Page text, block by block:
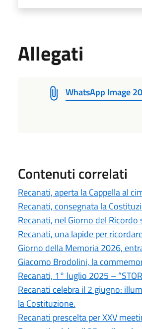
Allegati
WhatsApp Image
Contenuti correlati
Recanati, aperta la Cappella al
Recanati, consegnata la
Recanati, nel Giorno del
Recanati, una lapide per
Giorno della Memoria 2026,
Giacomo Brodolini, la
Recanati, 1° luglio 2025 –
Recanati celebra il 2 giugno:
la Costituzione.
Recanati prescelta per XXV